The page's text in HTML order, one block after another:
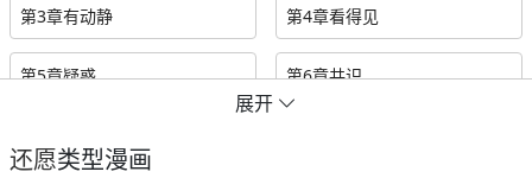
第3章有动静 第4章看得见
第5章疑惑 第6章共识
展开
还愿类型漫画